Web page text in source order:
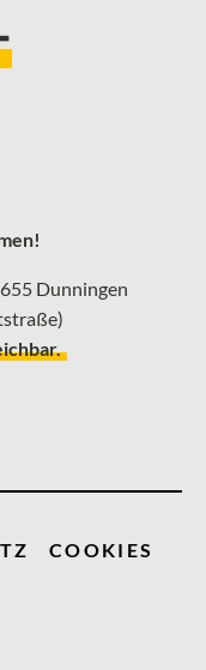
Dunningen
COOKIES